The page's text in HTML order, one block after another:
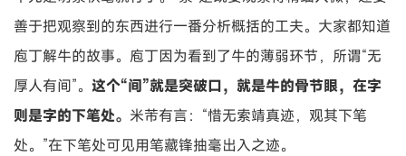
善于把观察到的东西进行一番分析概括的工夫。大家都知道
庖丁解牛的故事。庖丁因为看到了牛的薄弱环节，所谓“无
厚人有间”。 这个“间”就是突破口，就是牛的骨节眼，在字
则是字的下笔处。 米芾有言：“惜无索靖真迹，观其下笔
处。”在下笔处可见用笔藏锋抽毫出入之迹。